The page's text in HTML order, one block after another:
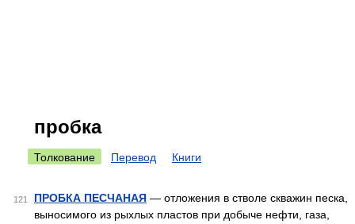
пробка
Толкование Перевод Книги
121 ПРОБКА ПЕСЧАНАЯ — отложения в стволе скважин песка,
выносимого из рыхлых пластов при добыче нефти, газа,